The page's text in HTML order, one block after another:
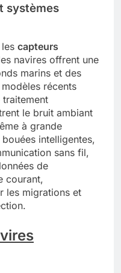
systèmes
capteurs
navires offrent une
marins et des
récents
le bruit ambiant
à grande
intelligentes,
sans fil,
de
courant,
les migrations et